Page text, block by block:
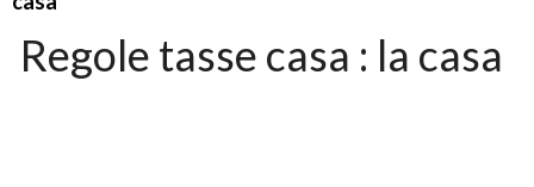
Regole tasse casa : la casa